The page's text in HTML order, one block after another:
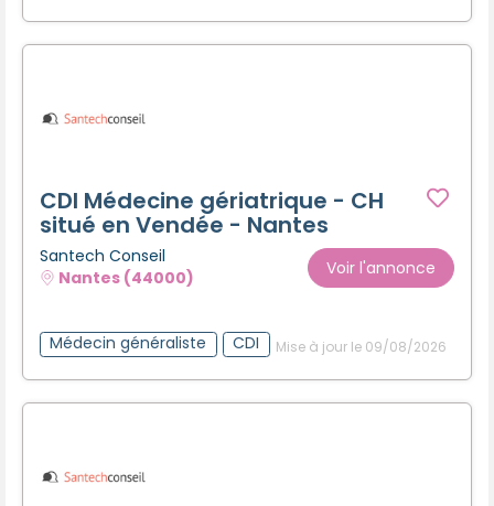
CDI Médecine gériatrique - CH
situé en Vendée - Nantes
Santech Conseil
Nantes (44000)
Voir l'annonce
Médecin généraliste CDI Mise à jour le 09/08/2026